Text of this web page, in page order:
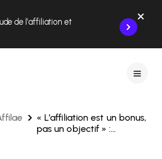
de l'affiliation et
« L’affiliation est un bonus,
pas un objectif » :